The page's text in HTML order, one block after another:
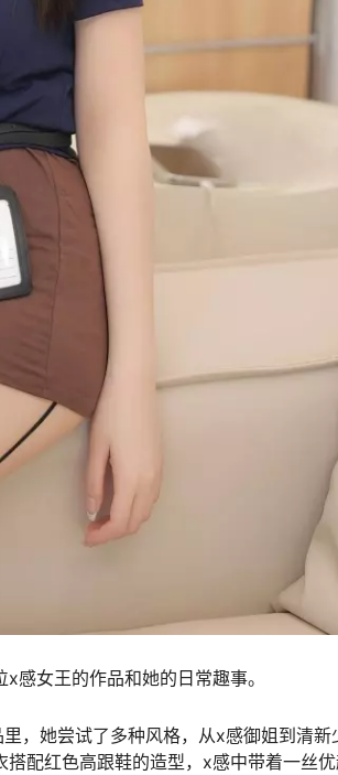
感女王的作品和她的日常趣事。
，她尝试了多种风格，从x感御姐到清新
配红色高跟鞋的造型，x感中带着一丝